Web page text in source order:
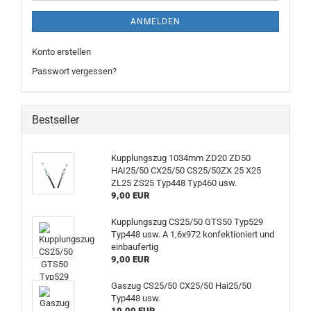
ANMELDEN
Konto erstellen
Passwort vergessen?
Bestseller
Kupplungszug 1034mm ZD20 ZD50
HAI25/50 CX25/50 CS25/50ZX 25 X25
ZL25 ZS25 Typ448 Typ460 usw.
9,00 EUR
Kupplungszug CS25/50 GTS50 Typ529
Typ448 usw. A 1,6x972 konfektioniert und
einbaufertig
9,00 EUR
Gaszug CS25/50 CX25/50 Hai25/50
Typ448 usw.